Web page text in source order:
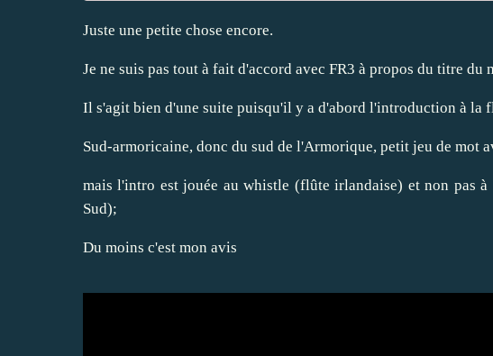
Juste une petite chose encore.
Je ne suis pas tout à fait d'accord avec FR3 à propos du titre du
Il s'agit bien d'une suite puisqu'il y a d'abord l'introduction à la
Sud-armoricaine, donc du sud de l'Armorique, petit jeu de mot
mais l'intro est jouée au whistle (flûte irlandaise) et non pas
Sud);
Du moins c'est mon avis